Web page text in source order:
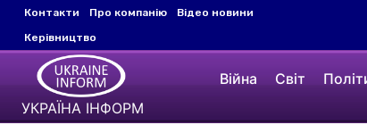
Контакти Про компанію
Відео новини
Керівництво
УКРАЇНА ІНФОРМ
Війна Світ